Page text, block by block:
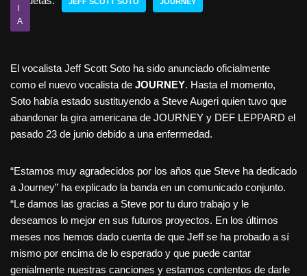
I
A
El vocalista Jeff Scott Soto ha sido anunciado oficialmente
como el nuevo vocalista de JOURNEY. Hasta el momento,
Soto había estado sustituyendo a Steve Augeri quien tuvo que
abandonar la gira americana de JOURNEY y DEF LEPPARD el
pasado 23 de junio debido a una enfermedad.
“Estamos muy agradecidos por los años que Steve ha dedicado
a Journey” ha explicado la banda en un comunicado conjunto.
“Le damos las gracias a Steve por tu duro trabajo y le
deseamos lo mejor en sus futuros proyectos. En los últimos
meses nos hemos dado cuenta de que Jeff se ha probado a sí
mismo por encima de lo esperado y que puede cantar
genialmente nuestras canciones y estamos contentos de darle